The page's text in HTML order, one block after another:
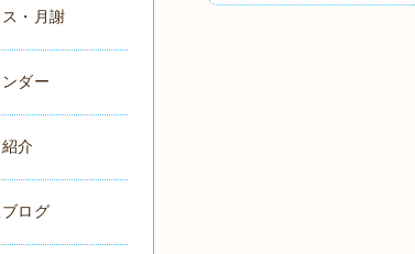
ス・月謝
ダー
介
ログ